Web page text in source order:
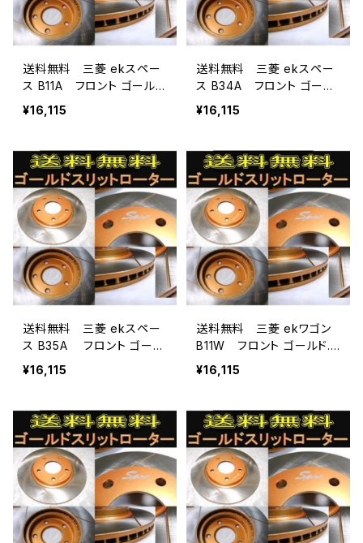
送料無料 三菱 ekスペー
ス B11A フロント ゴール
ド.ドリルド・スリットロータ
ー左右 フロント用2枚セ
¥16,115
送料無料 三菱 ekスペー
ス B34A フロント ゴール
ド.ドリルド・スリットロータ
ー左右 フロント用2枚セ
¥16,115
送料無料 三菱 ekスペー
ス B35A フロント ゴール
ド.ドリルド・スリットロータ
ー左右 フロント用2枚セ
¥16,115
送料無料 三菱 ekワゴン
B11W フロント ゴールド.ド
リルド・スリットローター左
右 フロント用2枚セット
¥16,115